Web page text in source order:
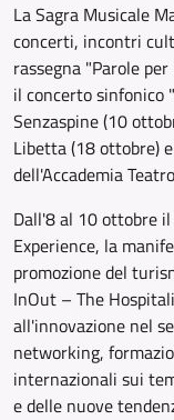
La Sagra Musicale
concerti, incontri
rassegna "Parole
il concerto sinfonico
Senzaspine (10
Libetta (18 ottobre)
dell'Accademia
Dall'8 al 10 ottobre
Experience, la
promozione del
InOut – The
all'innovazione nel
networking,
internazionali sui
e delle nuove